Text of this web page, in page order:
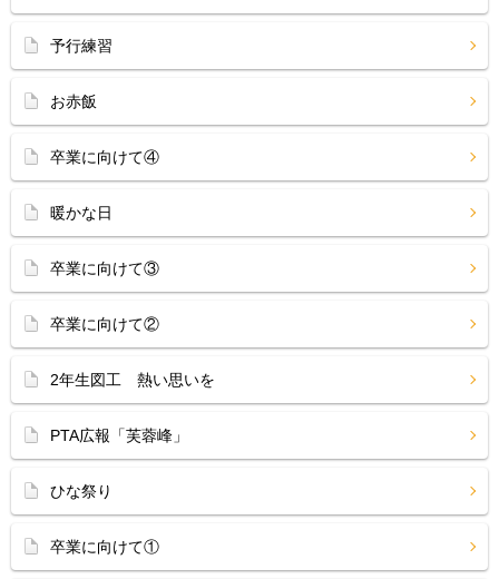
予行練習
お赤飯
卒業に向けて④
暖かな日
卒業に向けて③
卒業に向けて②
2年生図工 熱い思いを
PTA広報「芙蓉峰」
ひな祭り
卒業に向けて①